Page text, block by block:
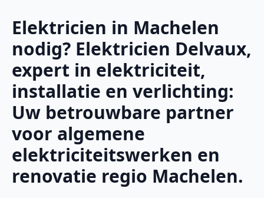
Elektricien in Machelen
nodig? Elektricien Delvaux,
expert in elektriciteit,
installatie en verlichting:
Uw betrouwbare partner
voor algemene
elektriciteitswerken en
renovatie regio Machelen.